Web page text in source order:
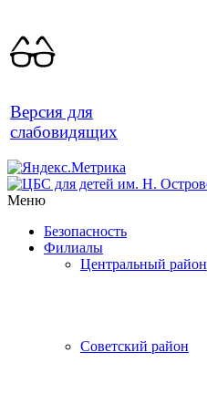
Версия для
слабовидящих
Меню
Безопасность
Филиалы
Центральный район
Советский район